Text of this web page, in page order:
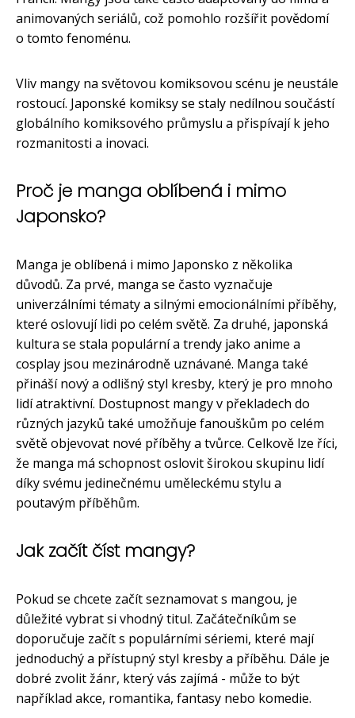
animovaných seriálů, což pomohlo rozšířit povědomí
o tomto fenoménu.
Vliv mangy na světovou komiksovou scénu je neustále
rostoucí. Japonské komiksy se staly nedílnou součástí
globálního komiksového průmyslu a přispívají k jeho
rozmanitosti a inovaci.
Proč je manga oblíbená i mimo
Japonsko?
Manga je oblíbená i mimo Japonsko z několika
důvodů. Za prvé, manga se často vyznačuje
univerzálními tématy a silnými emocionálními příběhy,
které oslovují lidi po celém světě. Za druhé, japonská
kultura se stala populární a trendy jako anime a
cosplay jsou mezinárodně uznávané. Manga také
přináší nový a odlišný styl kresby, který je pro mnoho
lidí atraktivní. Dostupnost mangy v překladech do
různých jazyků také umožňuje fanouškům po celém
světě objevovat nové příběhy a tvůrce. Celkově lze říci,
že manga má schopnost oslovit širokou skupinu lidí
díky svému jedinečnému uměleckému stylu a
poutavým příběhům.
Jak začít číst mangy?
Pokud se chcete začít seznamovat s mangou, je
důležité vybrat si vhodný titul. Začátečníkům se
doporučuje začít s populárními sériemi, které mají
jednoduchý a přístupný styl kresby a příběhu. Dále je
dobré zvolit žánr, který vás zajímá - může to být
například akce, romantika, fantasy nebo komedie.